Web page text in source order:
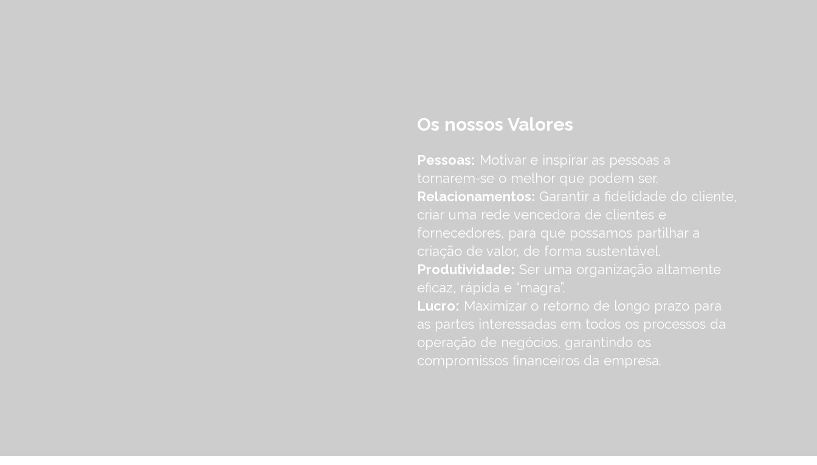
Os nossos Valores
Pessoas: Motivar e inspirar as pessoas a
tornarem-se o melhor que podem ser.
Relacionamentos: Garantir a fidelidade do cliente,
criar uma rede vencedora de clientes e
fornecedores, para que possamos partilhar a
criação de valor, de forma sustentável.
Produtividade: Ser uma organização altamente
eficaz, rápida e “magra”.
Lucro: Maximizar o retorno de longo prazo para
as partes interessadas em todos os processos da
operação de negócios, garantindo os
compromissos financeiros da empresa.